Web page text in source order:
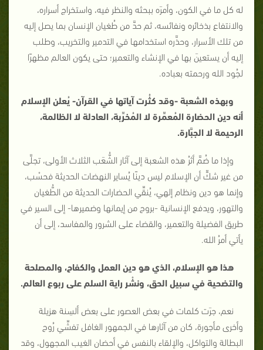
له كل ما في الكون، وأمرَه ببحثه والنظر فيه، واستخراج أسراره،
والانتفاع بذخائره ونفائسه، ثم حدَّ من طُغيان الإنسان بما يصل إليه
من تلك الأسرار، وحذَّره استخدامها في التدمير والتخريب، وطلب
إليه أن يستعينَ بها في الإنشاء والتعمير؛ حتى يكون العالم مظهرًا
لجُود الله ورحمته بعباده.
وبهذه الشعبة -وقد كثُرت آياتها في القرآن- يُعلن الإسلام
أنه دين الحضارة المُعمِّرة لا المُخرِّبة، العادلة لا الظالمة،
الرحيمة لا الجبَّارة.
وإذا ما ضُمَّ أثرُ هذه الشعبة إلى آثار الشُّعَب الثلاث الأولى، تجلَّى
من غير شكٍّ أن الإسلام ليس دينًا يُساير النهضات الحديثة فحسْب،
وإنما هو دين ونظام إلهي، يُنقِّي الحضارات الحديثة من الطُّغيان
والتهور، ويدفع الإنسانية -بروح من إيمانها وضميرها- إلى السير في
طريق الفضيلة والتعمير، والقضاء على الشرور والمفاسد، إلى أن
يأتي أمرُ الله.
هذا هو الإسلام، الذي هو دين العمل والكفاح، والمصلحة
والتضحية في سبيل الحق، ونشْر راية السلم على ربوع العالم.
نعم، جرَت كلمات في بعض العصور على بعض ألسِنة هزيلة
وأخرى مأجورة، كان من آثارها في الجمهور الغافل تفشِّي رُوح
البطالة والتواكل، والإلقاء بالنفس في أحضان الغيب المجهول، وقد